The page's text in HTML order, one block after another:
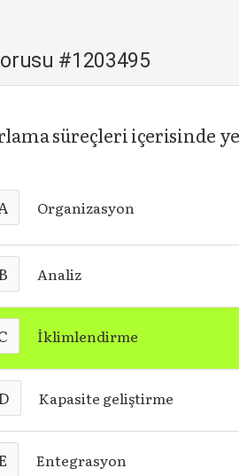
#1203495
süreçleri içerisinde
Organizasyon
Analiz
İklimlendirme
Kapasite geliştirme
Entegrasyon